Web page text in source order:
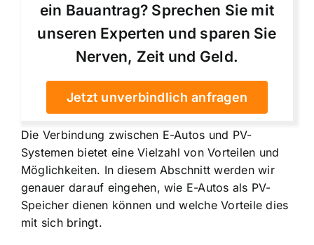
ein Bauantrag? Sprechen Sie mit
unseren Experten und sparen Sie
Nerven, Zeit und Geld.
Jetzt unverbindlich anfragen
Die Verbindung zwischen E-Autos und PV-
Systemen bietet eine Vielzahl von Vorteilen und
Möglichkeiten. In diesem Abschnitt werden wir
genauer darauf eingehen, wie E-Autos als PV-
Speicher dienen können und welche Vorteile dies
mit sich bringt.